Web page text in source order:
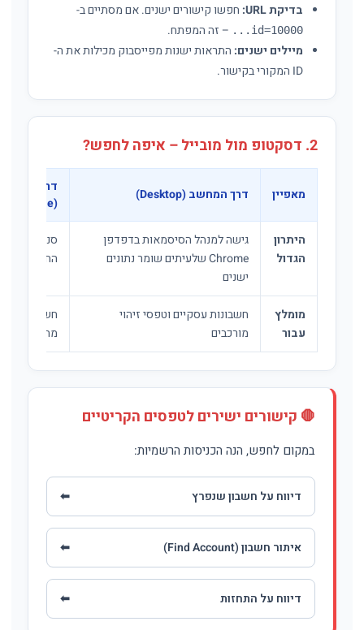
בדיקת URL: חפשו קישורים ישנים. אם מסתיים ב-
id=10000...
– זה המפתח.
מיילים ישנים: התראות ישנות מפייסבוק מכילות את ה-
ID המקורי בקישור.
2. דסקטופ מול מובייל – איפה לחפש?
מאפיין דרך המחשב (Desktop)
דרך
(Mobile)
היתרון
הגדול
גישה למנהל הסיסמאות בדפדפן
Chrome שלעיתים שומר נתונים
ישנים
סנכרון
החשבון לפי
מומלץ
עבור
חשבונות עסקיים וטפסי זיהוי
מורכבים
חשבונות
מהיר ב-SMS
🛑 קישורים ישירים לטפסים הקריטיים
במקום לחפש, הנה הכניסות הרשמיות:
דיווח על חשבון שנפרץ ⬅
איתור חשבון (Find Account) ⬅
דיווח על התחזות ⬅